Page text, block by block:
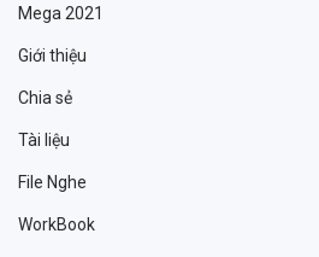
Mega 2021
Giới thiệu
Chia sẻ
Tài liệu
File Nghe
WorkBook